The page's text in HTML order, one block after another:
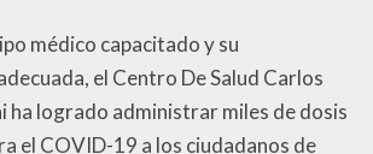
médico capacitado y su
el Centro De Salud Carlos
ha logrado administrar miles de dosis
el COVID-19 a los ciudadanos de